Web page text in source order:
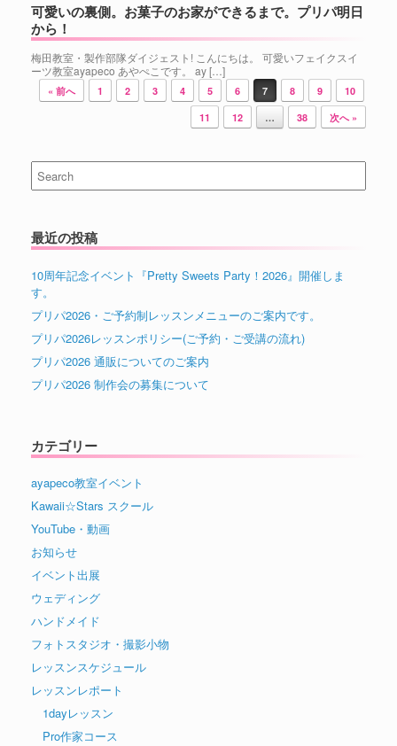
可愛いの裏側。お菓子のお家ができるまで。プリパ明日
から！
梅田教室・製作部隊ダイジェスト! こんにちは。 可愛いフェイクスイ
ーツ教室ayapeco あやぺこです。 ay […]
Post navigation
« 前へ 1 2 3 4 5 6 7 8 9
10
11
12 … 38 次へ »
Search
for:
最近の投稿
10周年記念イベント『Pretty Sweets Party！2026』開催しま
す。
プリパ2026・ご予約制レッスンメニューのご案内です。
プリパ2026レッスンポリシー(ご予約・ご受講の流れ)
プリパ2026 通販についてのご案内
プリパ2026 制作会の募集について
カテゴリー
ayapeco教室イベント
Kawaii☆Stars スクール
YouTube・動画
お知らせ
イベント出展
ウェディング
ハンドメイド
フォトスタジオ・撮影小物
レッスンスケジュール
レッスンレポート
1dayレッスン
Pro作家コース